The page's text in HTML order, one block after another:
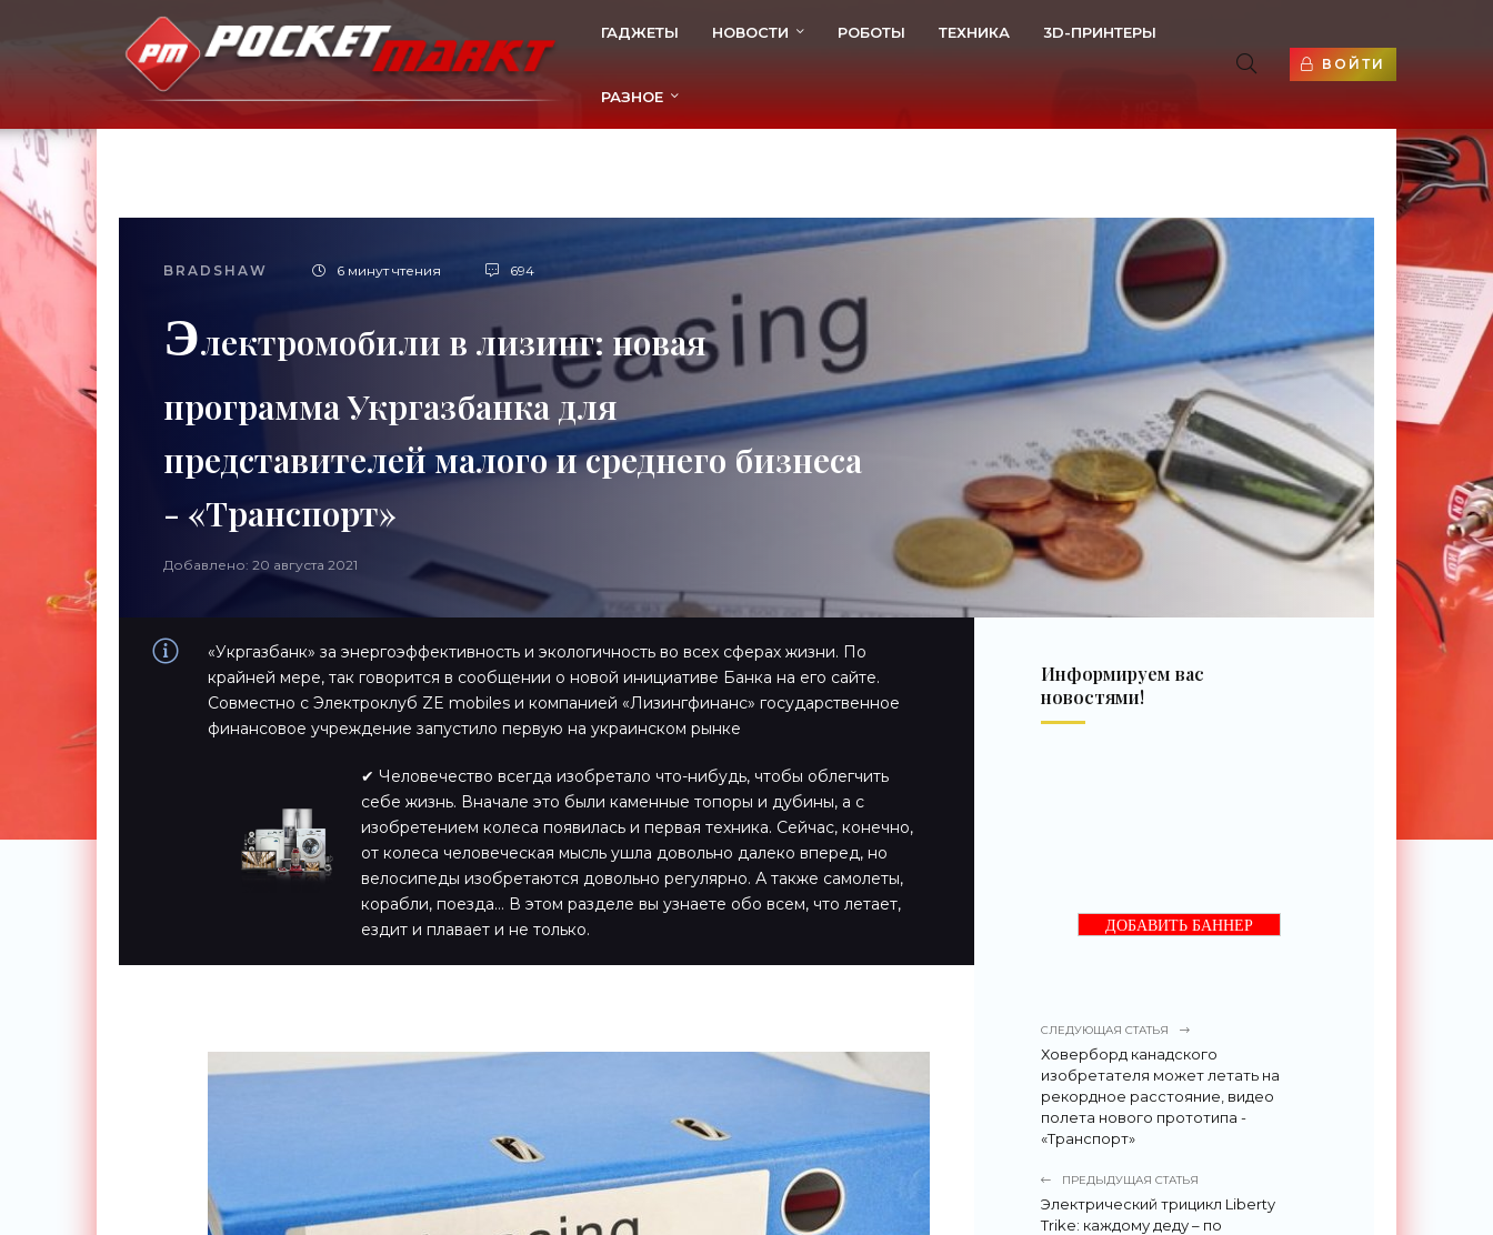
ГАДЖЕТЫ НОВОСТИ РОБОТЫ ТЕХНИКА 3D-ПРИНТЕРЫ
РАЗНОЕ
ВОЙТИ
BRADSHAW 6 минут чтения 694
Электромобили в лизинг: новая
программа Укргазбанка для
представителей малого и среднего бизнеса
- «Транспорт»
Добавлено: 20 августа 2021
«Укргазбанк» за энергоэффективность и экологичность во всех сферах жизни. По
крайней мере, так говорится в сообщении о новой инициативе Банка на его сайте.
Совместно с Электроклуб ZE mobiles и компанией «Лизингфинанс» государственное
финансовое учреждение запустило первую на украинском рынке
✔ Человечество всегда изобретало что-нибудь, чтобы облегчить
себе жизнь. Вначале это были каменные топоры и дубины, а с
изобретением колеса появилась и первая техника. Сейчас, конечно,
от колеса человеческая мысль ушла довольно далеко вперед, но
велосипеды изобретаются довольно регулярно. А также самолеты,
корабли, поезда… В этом разделе вы узнаете обо всем, что летает,
ездит и плавает и не только.
Информируем вас
новостями!
ДОБАВИТЬ БАННЕР
СЛЕДУЮЩАЯ СТАТЬЯ
Ховерборд канадского
изобретателя может летать на
рекордное расстояние, видео
полета нового прототипа -
«Транспорт»
ПРЕДЫДУЩАЯ СТАТЬЯ
Электрический трицикл Liberty
Trike: каждому деду – по